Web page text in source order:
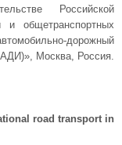
Российской
и общетранспортных
дорожный
Москва, Россия.
road transport in